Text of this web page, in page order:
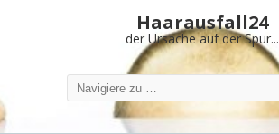
Haarausfall24
der Ursache auf der Spur...